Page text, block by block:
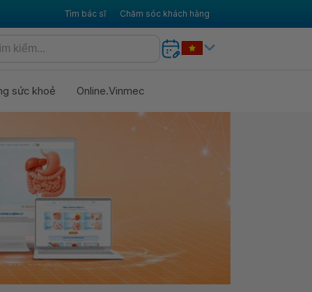
Tìm bác sĩ Chăm sóc khách hàng
sức khoẻ Online.Vinmec